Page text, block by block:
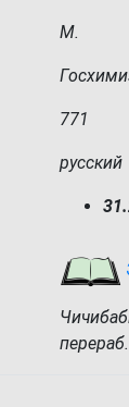
М.
771
русский